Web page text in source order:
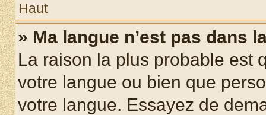
Haut
» Ma langue n’est pas dans
La raison la plus probable est
votre langue ou bien que
votre langue. Essayez de